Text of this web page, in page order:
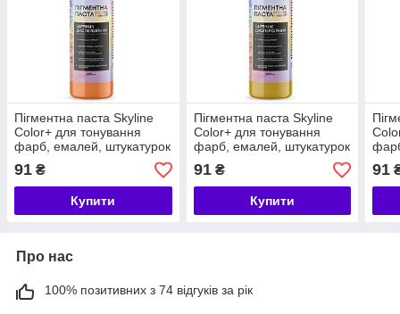
Пігментна паста Skyline
Color+ для тонування
фарб, емалей, штукатурок
91 ₴
Купити
Пігментна паста Skyline
Color+ для тонування
фарб, емалей, штукатурок
91₴
Купити
91
Про нас
100% позитивних з 74 відгуків за рік